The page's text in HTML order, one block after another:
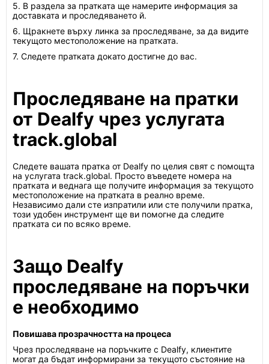
5. В раздела за пратката ще намерите информация за
доставката и проследяването й.
6. Щракнете върху линка за проследяване, за да видите
текущото местоположение на пратката.
7. Следете пратката докато достигне до вас.
Проследяване на пратки
от Dealfy чрез услугата
track.global
Следете вашата пратка от Dealfy по целия свят с помощта
на услугата track.global. Просто въведете номера на
пратката и веднага ще получите информация за текущото
местоположение на пратката в реално време.
Независимо дали сте изпратили или сте получили пратка,
този удобен инструмент ще ви помогне да следите
пратката си по всяко време.
Защо Dealfy
проследяване на поръчки
е необходимо
Повишава прозрачността на процеса
Чрез проследяване на поръчките с Dealfy, клиентите
могат да бъдат информирани за текущото състояние на